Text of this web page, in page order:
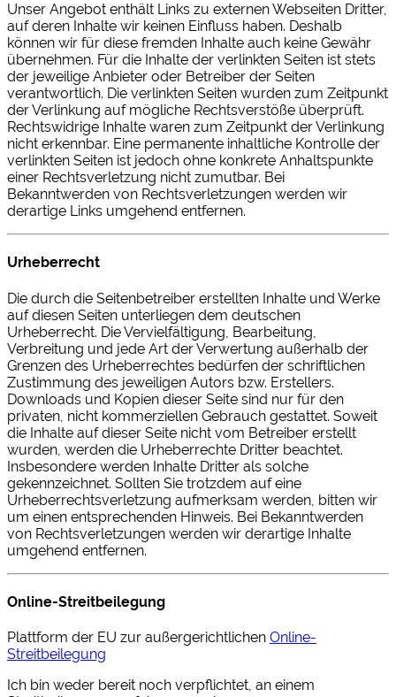
Unser Angebot enthält Links zu externen Webseiten Dritter,
auf deren Inhalte wir keinen Einfluss haben. Deshalb
können wir für diese fremden Inhalte auch keine Gewähr
übernehmen. Für die Inhalte der verlinkten Seiten ist stets
der jeweilige Anbieter oder Betreiber der Seiten
verantwortlich. Die verlinkten Seiten wurden zum Zeitpunkt
der Verlinkung auf mögliche Rechtsverstöße überprüft.
Rechtswidrige Inhalte waren zum Zeitpunkt der Verlinkung
nicht erkennbar. Eine permanente inhaltliche Kontrolle der
verlinkten Seiten ist jedoch ohne konkrete Anhaltspunkte
einer Rechtsverletzung nicht zumutbar. Bei
Bekanntwerden von Rechtsverletzungen werden wir
derartige Links umgehend entfernen.
Urheberrecht
Die durch die Seitenbetreiber erstellten Inhalte und Werke
auf diesen Seiten unterliegen dem deutschen
Urheberrecht. Die Vervielfältigung, Bearbeitung,
Verbreitung und jede Art der Verwertung außerhalb der
Grenzen des Urheberrechtes bedürfen der schriftlichen
Zustimmung des jeweiligen Autors bzw. Erstellers.
Downloads und Kopien dieser Seite sind nur für den
privaten, nicht kommerziellen Gebrauch gestattet. Soweit
die Inhalte auf dieser Seite nicht vom Betreiber erstellt
wurden, werden die Urheberrechte Dritter beachtet.
Insbesondere werden Inhalte Dritter als solche
gekennzeichnet. Sollten Sie trotzdem auf eine
Urheberrechtsverletzung aufmerksam werden, bitten wir
um einen entsprechenden Hinweis. Bei Bekanntwerden
von Rechtsverletzungen werden wir derartige Inhalte
umgehend entfernen.
Online-Streitbeilegung
Plattform der EU zur außergerichtlichen Online-
Streitbeilegung
Ich bin weder bereit noch verpflichtet, an einem